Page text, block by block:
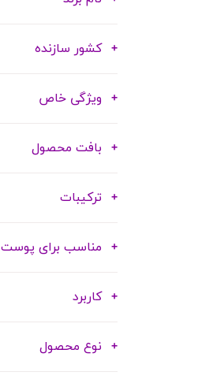
کشور سازنده
ویژگی خاص
بافت محصول
ترکیبات
مناسب برای پوست
کاربرد
نوع محصول